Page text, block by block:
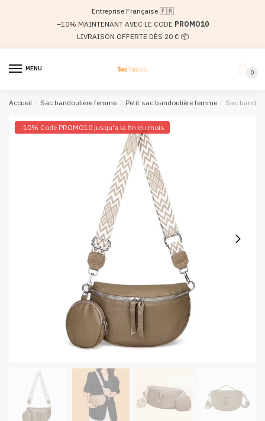
navigation
Entreprise Française 🇫🇷
–10% MAINTENANT AVEC LE CODE PROMO10
LIVRAISON OFFERTE DÈS 20 € 📦
MENU
0
Accueil / Sac bandoulière femme / Petit sac bandoulière femme / Sac
-10% Code PROMO10 jusqu'a la fin du mois